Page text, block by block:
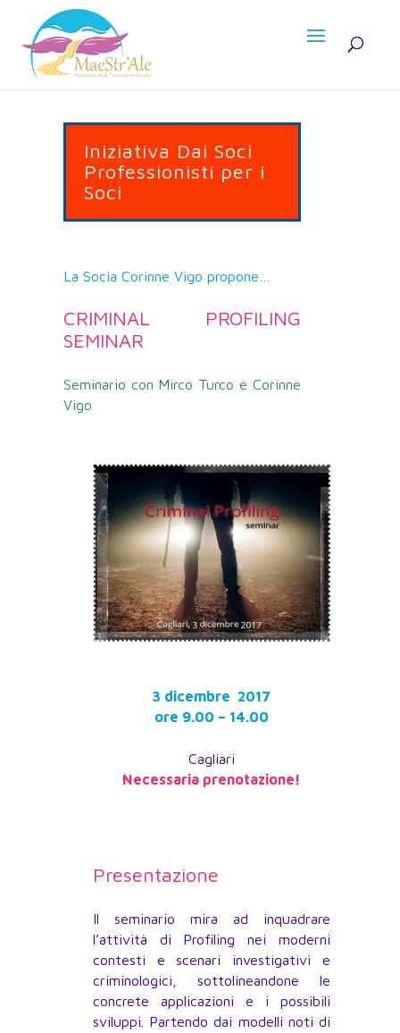
Iniziativa Dai Soci
Professionisti per i
Soci
La Socia Corinne Vigo propone…
CRIMINAL PROFILING
SEMINAR
Seminario con Mirco Turco e Corinne
Vigo
3 dicembre 2017
ore 9.00 – 14.00
Cagliari
Necessaria prenotazione!
Presentazione
Il seminario mira ad inquadrare
l’attività di Profiling nei moderni
contesti e scenari investigativi e
criminologici, sottolineandone le
concrete applicazioni e i possibili
sviluppi. Partendo dai modelli noti di